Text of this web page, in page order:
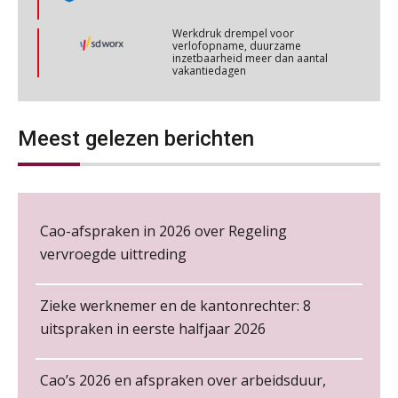
verlofopname, duurzame
inzetbaarheid meer dan aantal
vakantiedagen
Wie alles ziet, draagt alles: de
De kracht van complimenten op de
Meest gelezen berichten
Cao-afspraken in 2026 over Regeling
vervroegde uittreding
Zieke werknemer en de kantonrechter: 8
uitspraken in eerste halfjaar 2026
Cao’s 2026 en afspraken over arbeidsduur,
Cursus Wwft en AI
MOCuitgevers
06
Online cursus Regeling vervroegde uittreding/zwaar werk en Wet bedrag ineens
NOV
Loonbeslag in de praktijk, wat moet je als werkgever weten en doen?
MOCuitgevers
12
NOV
MOCuitgevers
NOV
Online cursus Verplichte toepassing cao en pensioen
MOCuitgevers
20 Online training Power Pivot (SUPER Draaitabel)